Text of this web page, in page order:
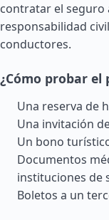
contratar el seguro
responsabilidad
conductores.
¿Cómo probar el
Una reserva de
Una invitación
Un bono
Documentos
instituciones de
Boletos a un